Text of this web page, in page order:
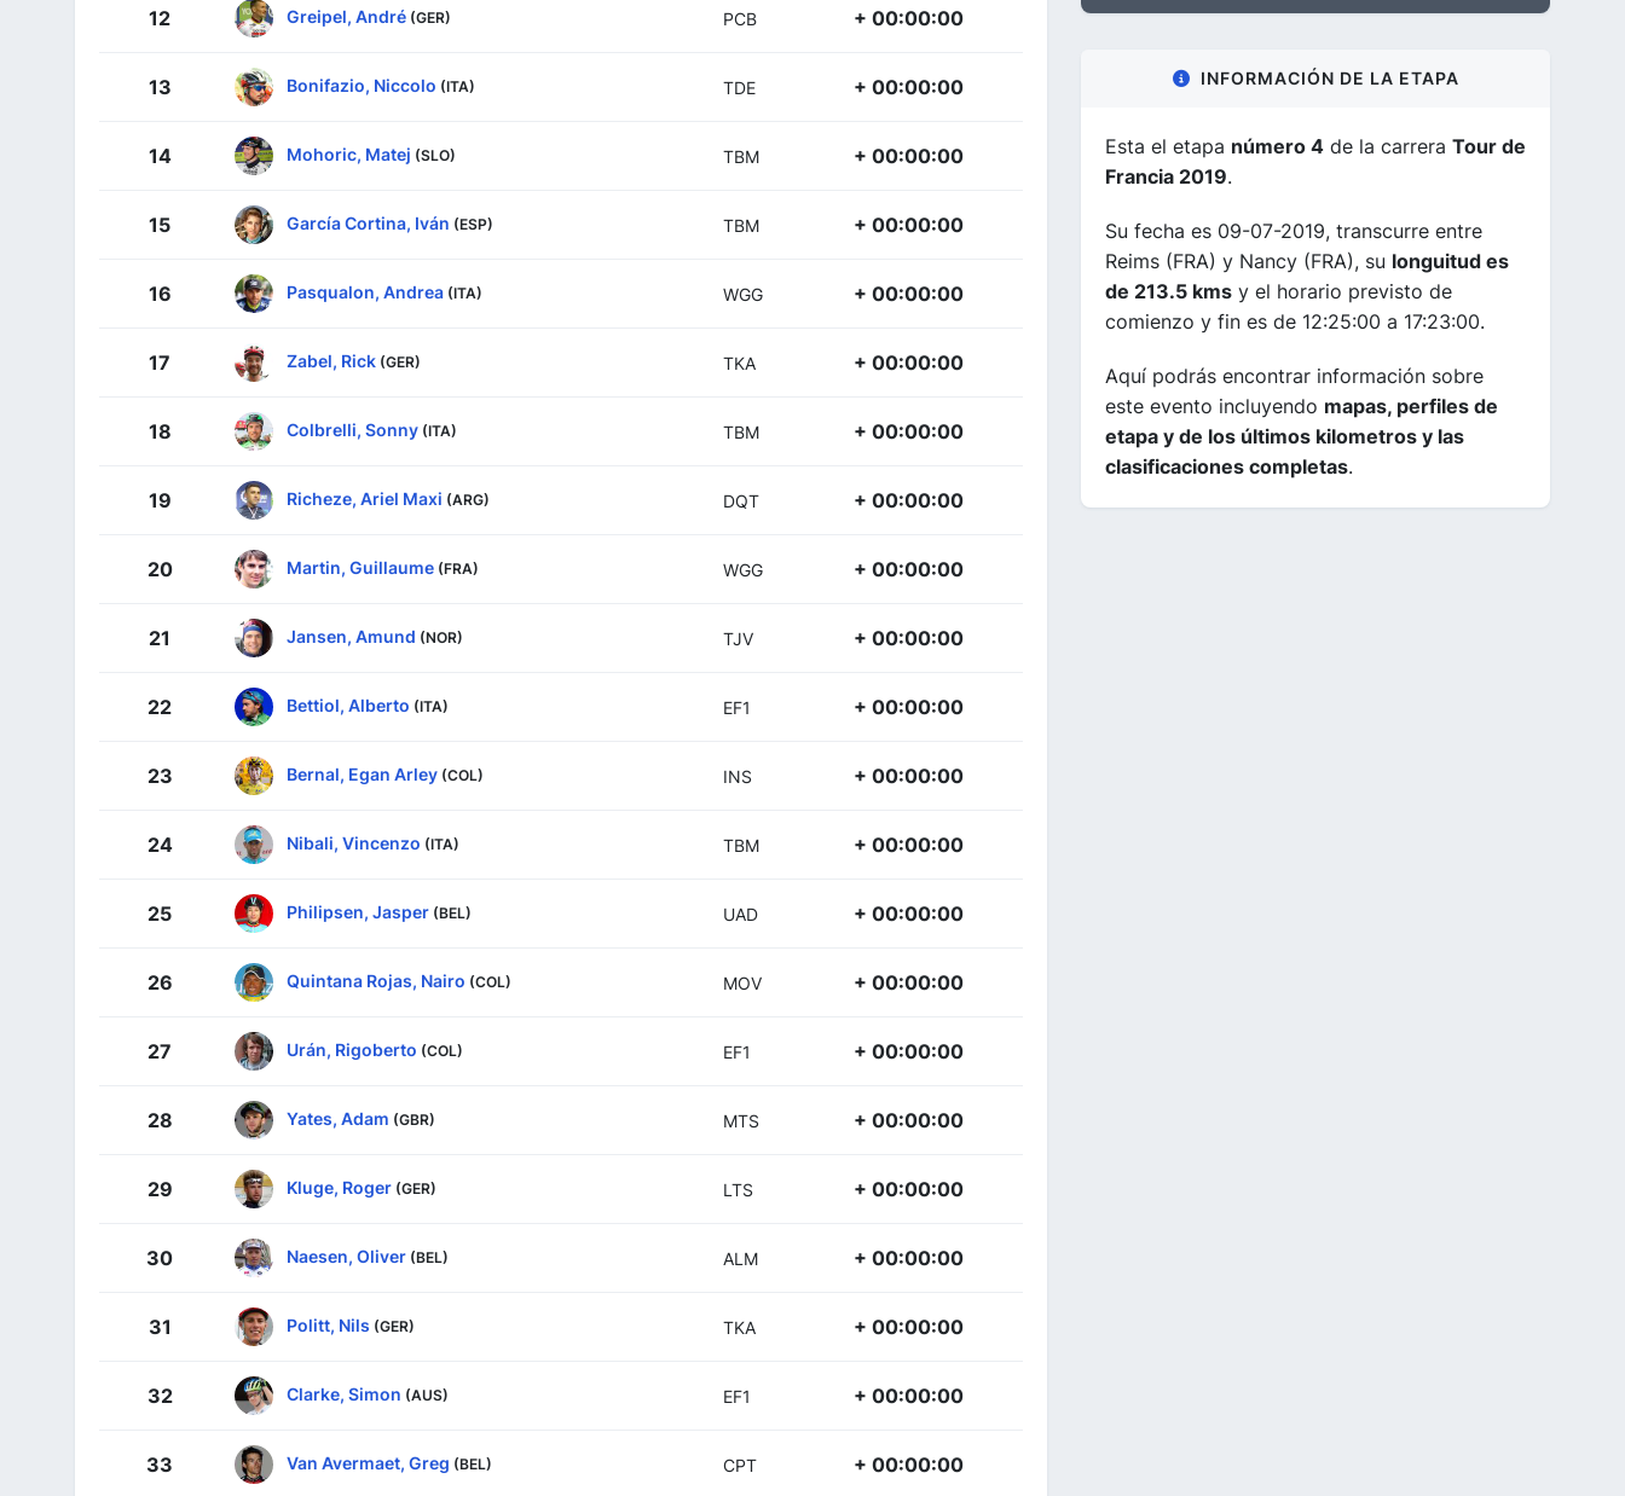
12 Greipel, André (GER) PCB + 00:00:00
13 Bonifazio, Niccolo (ITA) TDE + 00:00:00
14 Mohoric, Matej (SLO) TBM + 00:00:00
15 García Cortina, Iván (ESP) TBM + 00:00:00
16 Pasqualon, Andrea (ITA) WGG + 00:00:00
17 Zabel, Rick (GER) TKA + 00:00:00
18 Colbrelli, Sonny (ITA) TBM + 00:00:00
19 Richeze, Ariel Maxi (ARG) DQT + 00:00:00
20 Martin, Guillaume (FRA) WGG + 00:00:00
21 Jansen, Amund (NOR) TJV + 00:00:00
22 Bettiol, Alberto (ITA) EF1 + 00:00:00
23 Bernal, Egan Arley (COL) INS + 00:00:00
24 Nibali, Vincenzo (ITA) TBM + 00:00:00
25 Philipsen, Jasper (BEL) UAD + 00:00:00
26 Quintana Rojas, Nairo (COL) MOV + 00:00:00
27 Urán, Rigoberto (COL) EF1 + 00:00:00
28 Yates, Adam (GBR) MTS + 00:00:00
29 Kluge, Roger (GER) LTS + 00:00:00
30 Naesen, Oliver (BEL) ALM + 00:00:00
31 Politt, Nils (GER) TKA + 00:00:00
32 Clarke, Simon (AUS) EF1 + 00:00:00
33 Van Avermaet, Greg (BEL) CPT + 00:00:00
INFORMACIÓN DE LA ETAPA
Esta el etapa número 4 de la carrera Tour de
Francia 2019.
Su fecha es 09-07-2019, transcurre entre
Reims (FRA) y Nancy (FRA), su longuitud es
de 213.5 kms y el horario previsto de
comienzo y fin es de 12:25:00 a 17:23:00.
Aquí podrás encontrar información sobre
este evento incluyendo mapas, perfiles de
etapa y de los últimos kilometros y las
clasificaciones completas.